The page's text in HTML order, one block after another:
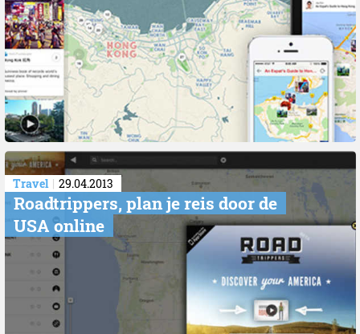
Travel 29.04.2013
Roadtrippers, plan je reis door de
USA online